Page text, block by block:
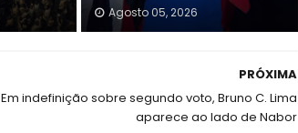
Agosto 05, 2026
PRÓXIMA
Em indefinição sobre segundo voto, Bruno C. Lima
aparece ao lado de Nabor